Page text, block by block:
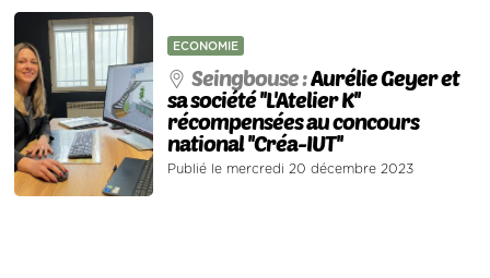
ECONOMIE
Seingbouse :Aurélie Geyer et
sa société ''L'Atelier K''
récompensées au concours
national ''Créa-IUT''
Publié le mercredi 20 décembre 2023